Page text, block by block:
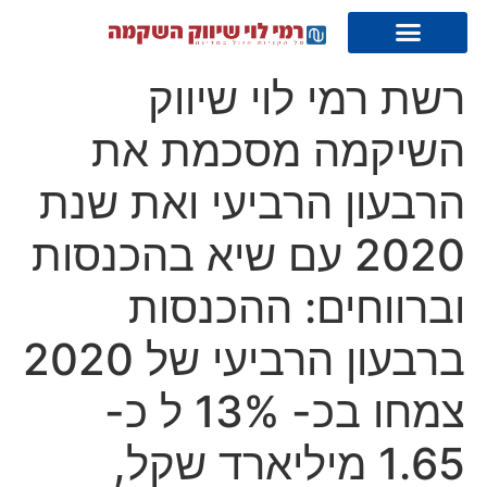
רשת רמי לוי שיווק
השיקמה מסכמת את
הרבעון הרביעי ואת שנת
2020 עם שיא בהכנסות
וברווחים: ההכנסות
ברבעון הרביעי של 2020
צמחו בכ- 13% ל כ-
1.65 מיליארד שקל,